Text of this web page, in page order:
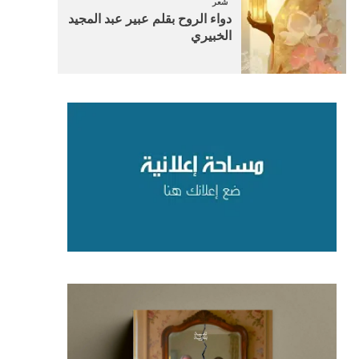
دواء الروح بقلم عبير عبد المجيد
الخبيري